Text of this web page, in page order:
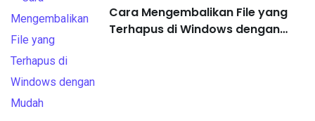
Cara Mengembalikan File yang
Terhapus di Windows dengan